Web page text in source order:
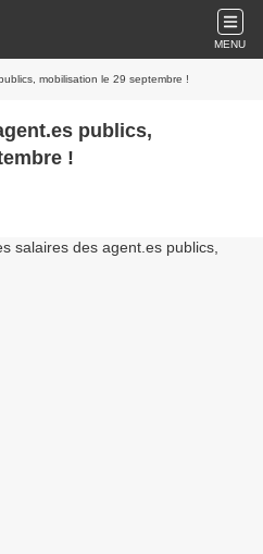
MENU
mobilisation le 29 septembre !
publics,
!